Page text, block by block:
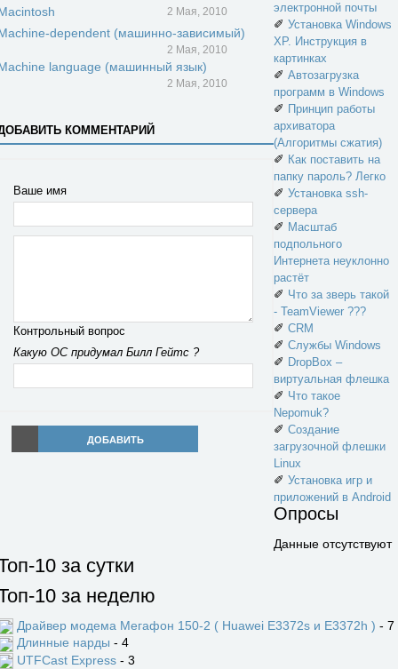
2 Мая, 2010
dependent (машинно-зависимый)
2 Мая, 2010
language (машинный язык)
2 Мая, 2010
КОММЕНТАРИЙ
Ваше имя
Контрольный вопрос
Какую ОС придумал Билл Гейтс ?
ДОБАВИТЬ
электронной почты
✐ Установка Windows
XP. Инструкция в
картинках
✐ Автозагрузка
программ в Windows
✐ Принцип работы
архиватора
(Алгоритмы сжатия)
✐ Как поставить на
папку пароль? Легко
✐ Установка ssh-
сервера
✐ Масштаб
подпольного
Интернета неуклонно
растёт
✐ Что за зверь такой
- TeamViewer ???
✐ CRM
✐ Службы Windows
✐ DropBox –
виртуальная флешка
✐ Что такое
Nepomuk?
✐ Создание
загрузочной флешки
Linux
✐ Установка игр и
приложений в Android
Опросы
Данные отсутствуют
10 за сутки
10 за неделю
Драйвер модема Мегафон 150-2 ( Huawei E3372s и E3372h ) - 7
Длинные нарды - 4
UTFCast Express - 3